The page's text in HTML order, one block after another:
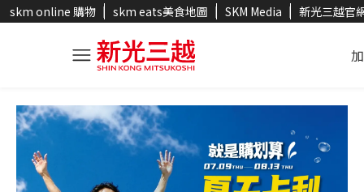
skm online 購物 skm eats美食地圖 SKM Media 新光三越官